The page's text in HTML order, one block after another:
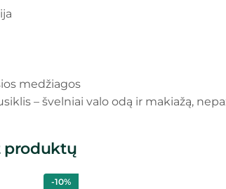
medžiagos
– švelniai valo odą ir makiažą,
produktų
-10%